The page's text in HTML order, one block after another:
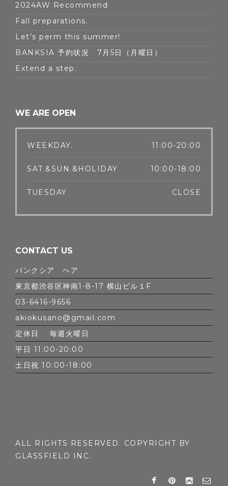
2024AW Recommend
Fall preparations.
Let’s perm this summer!
BANKSIA 予約状況 7月5日（月曜日）
Extend a step.
WE ARE OPEN
WEEKDAY. 11:00-20:00
SAT.&SUN.&HOLIDAY 10:00-18:00
TUESDAY CLOSE
CONTACT US
バンクシア ヘア
東京都渋谷区神南1-8-17 横山ビル１F
03-6416-9656
akiokusano@gmail.com
定休日 毎週火曜日
平日 11:00-20:00
土日祝 10:00-18:00
ALL RIGHTS RESERVED. COPYRIGHT BY
GLASSFIELD INC.